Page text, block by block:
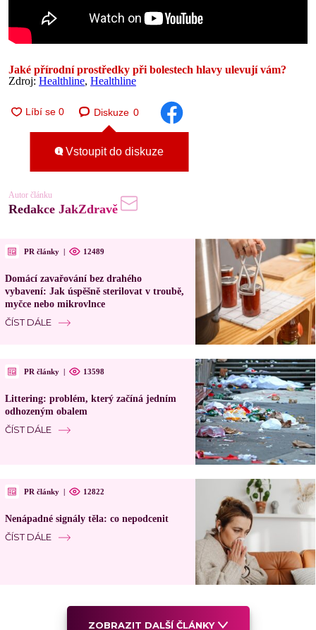
Jaké přírodní prostředky při bolestech hlavy ulevují vám?
Zdroj: Healthline, Healthline
Diskuze 0
Vstoupit do diskuze
Autor článku
Redakce JakZdravě
PR články | 12489
Domácí zavařování bez drahého
vybavení: Jak úspěšně sterilovat v troubě,
myčce nebo mikrovlnce
ČÍST DÁLE
PR články | 13598
Littering: problém, který začíná jedním
odhozeným obalem
ČÍST DÁLE
PR články | 12822
Nenápadné signály těla: co nepodcenit
ČÍST DÁLE
ZOBRAZIT DALŠÍ ČLÁNKY